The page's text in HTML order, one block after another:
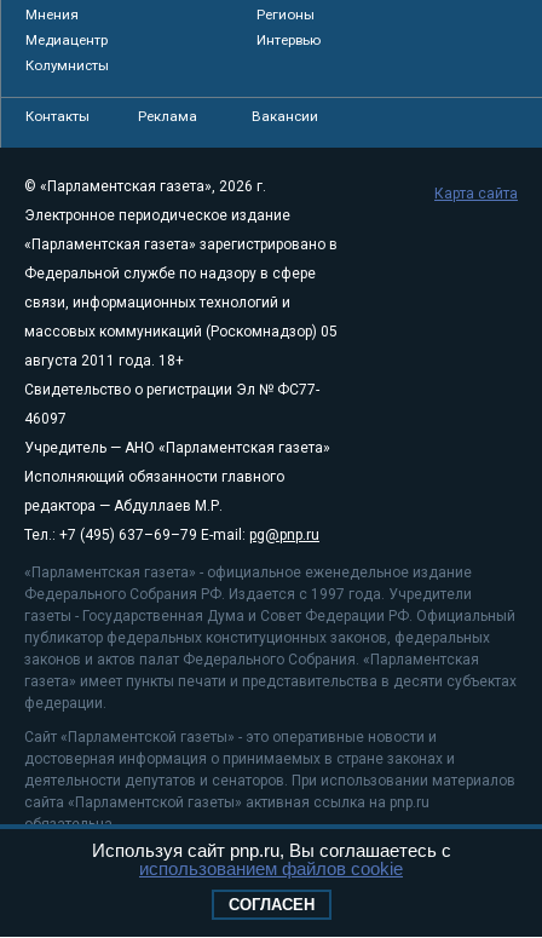
Мнения
Регионы
Медиацентр
Интервью
Колумнисты
Контакты Реклама Вакансии
© «Парламентская газета», 2026 г.
Электронное периодическое издание
«Парламентская газета» зарегистрировано в
Федеральной службе по надзору в сфере
связи, информационных технологий и
массовых коммуникаций (Роскомнадзор) 05
августа 2011 года. 18+
Свидетельство о регистрации Эл № ФС77-
46097
Учредитель — АНО «Парламентская газета»
Исполняющий обязанности главного
редактора — Абдуллаев М.Р.
Тел.: +7 (495) 637–69–79 E-mail: pg@pnp.ru
«Парламентская газета» - официальное еженедельное издание
Федерального Собрания РФ. Издается с 1997 года. Учредители
газеты - Государственная Дума и Совет Федерации РФ. Официальный
публикатор федеральных конституционных законов, федеральных
законов и актов палат Федерального Собрания. «Парламентская
газета» имеет пункты печати и представительства в десяти субъектах
федерации.
Сайт «Парламентской газеты» - это оперативные новости и
достоверная информация о принимаемых в стране законах и
деятельности депутатов и сенаторов. При использовании материалов
сайта «Парламентской газеты» активная ссылка на pnp.ru
обязательна.
На информационном ресурсе применяютсярекомендательные
Положение о защите персональных данных
Карта сайта
Используя сайт pnp.ru, Вы соглашаетесь с
использованием файлов cookie
СОГЛАСЕН